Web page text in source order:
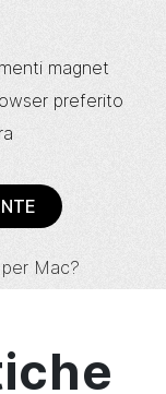
magnet
preferito
Mac?